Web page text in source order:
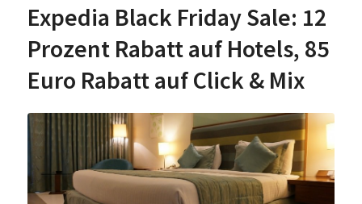
Expedia Black Friday Sale: 12
Prozent Rabatt auf Hotels, 85
Euro Rabatt auf Click & Mix